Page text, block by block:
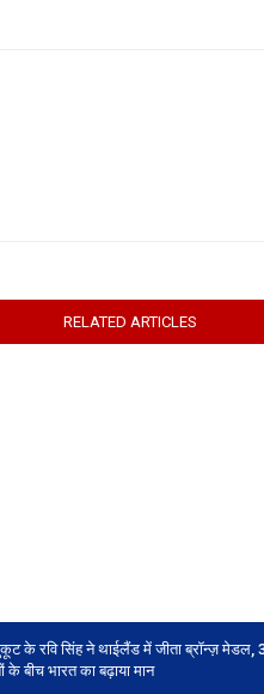
RELATED ARTICLES
के रवि सिंह ने थाईलैंड में जीता ब्रॉन्ज़ मेडल,
के बीच भारत का बढ़ाया मान